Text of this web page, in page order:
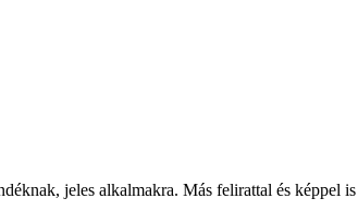
jeles alkalmakra. Más felirattal és képpel